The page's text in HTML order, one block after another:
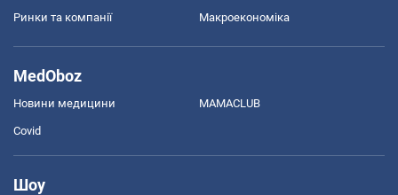
Ринки та компанії Макроекономіка
MedOboz
Новини медицини MAMACLUB
Covid
Шоу